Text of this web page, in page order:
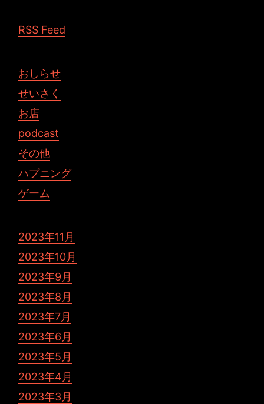
RSS Feed
おしらせ
せいさく
お店
podcast
その他
ハプニング
ゲーム
2023年11月
2023年10月
2023年9月
2023年8月
2023年7月
2023年6月
2023年5月
2023年4月
2023年3月